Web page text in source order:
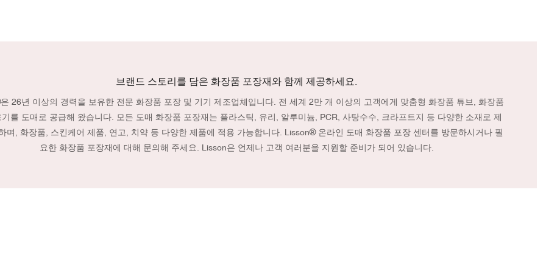
브랜드 스토리를 담은 화장품 포장재와 함께 제공하세요.
26년 이상의 경력을 보유한 전문 화장품 포장 및 기기 제조업체입니다. 전 세계 2만 개 이상의 고객에게 맞춤형 화장품 튜브, 화장품
기를 도매로 공급해 왔습니다. 모든 도매 화장품 포장재는 플라스틱, 유리, 알루미늄, PCR, 사탕수수, 크라프트지 등 다양한 소재로 제
며, 화장품, 스킨케어 제품, 연고, 치약 등 다양한 제품에 적용 가능합니다. Lisson® 온라인 도매 화장품 포장 센터를 방문하시거나 필
요한 화장품 포장재에 대해 문의해 주세요. Lisson은 언제나 고객 여러분을 지원할 준비가 되어 있습니다.